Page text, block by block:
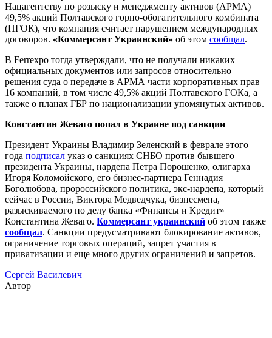
Нацагентству по розыску и менеджменту активов (АРМА)
49,5% акций Полтавского горно-обогатительного комбината
(ПГОК), что компания считает нарушением международных
договоров. «Коммерсант Украинский» об этом сообщал.
В Ferrexpo тогда утверждали, что не получали никаких
официальных документов или запросов относительно
решения суда о передаче в АРМА части корпоративных прав
16 компаний, в том числе 49,5% акций Полтавского ГОКа, а
также о планах ГБР по национализации упомянутых активов.
Константин Жеваго попал в Украине под санкции
Президент Украины Владимир Зеленский в феврале этого
года подписал указ о санкциях СНБО против бывшего
президента Украины, нардепа Петра Порошенко, олигарха
Игоря Коломойского, его бизнес-партнера Геннадия
Боголюбова, пророссийского политика, экс-нардепа, который
сейчас в России, Виктора Медведчука, бизнесмена,
разыскиваемого по делу банка «Финансы и Кредит»
Константина Жеваго. Коммерсант украинский об этом также
сообщал. Санкции предусматривают блокирование активов,
ограничение торговых операций, запрет участия в
приватизации и еще много других ограничений и запретов.
Сергей Василевич
Автор